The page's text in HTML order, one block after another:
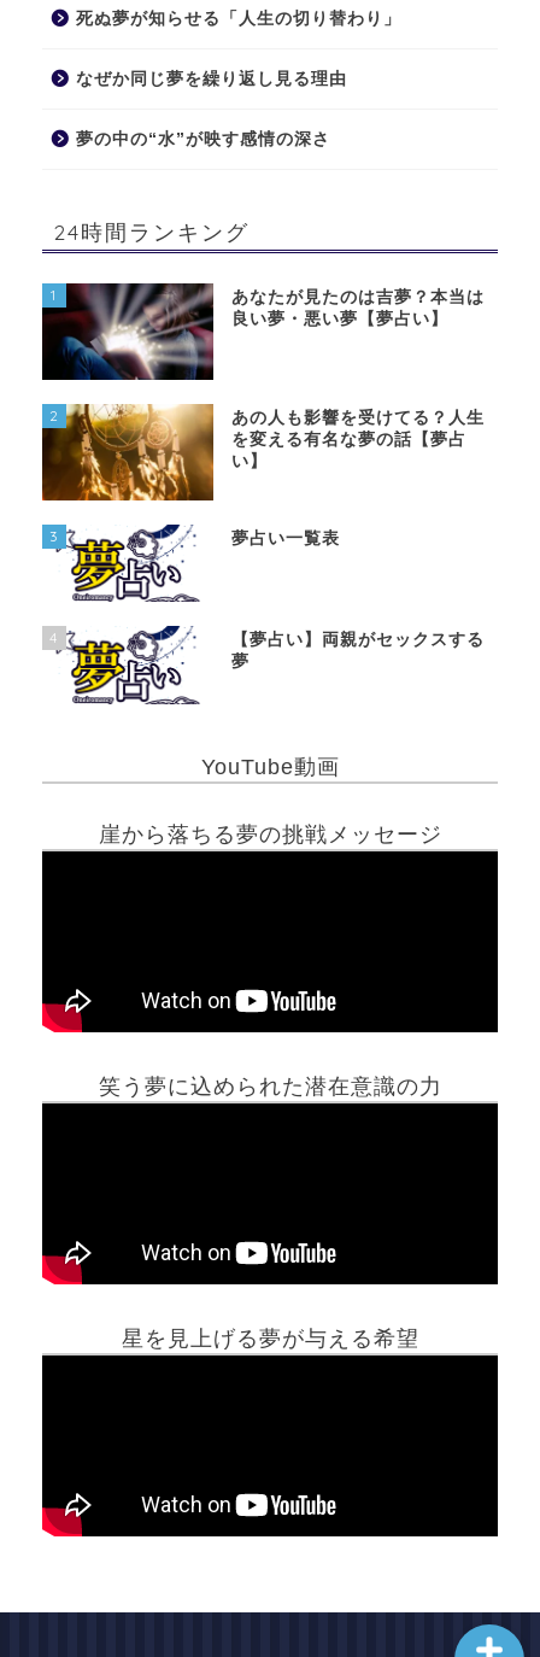
死ぬ夢が知らせる「人生の切り替わり」
なぜか同じ夢を繰り返し見る理由
夢の中の“水”が映す感情の深さ
24時間ランキング
1
あなたが見たのは吉夢？本当は
良い夢・悪い夢【夢占い】
2
あの人も影響を受けてる？人生
を変える有名な夢の話【夢占
い】
3 夢占い一覧表
4
【夢占い】両親がセックスする
夢
YouTube動画
崖から落ちる夢の挑戦メッセージ
笑う夢に込められた潜在意識の力
星を見上げる夢が与える希望
ホーム
最新記事動画